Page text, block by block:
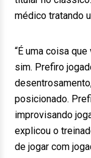
médico tratando
“É uma coisa
sim. Prefiro
posicionado.
improvisando
explicou o
de jogar com